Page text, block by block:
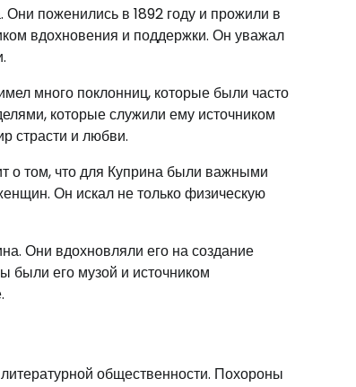
поженились в 1892 году и прожили в
вдохновения и поддержки. Он уважал
много поклонниц, которые были часто
которые служили ему источником
страсти и любви.
о том, что для Куприна были важными
Он искал не только физическую
Они вдохновляли его на создание
были его музой и источником
общественности. Похороны